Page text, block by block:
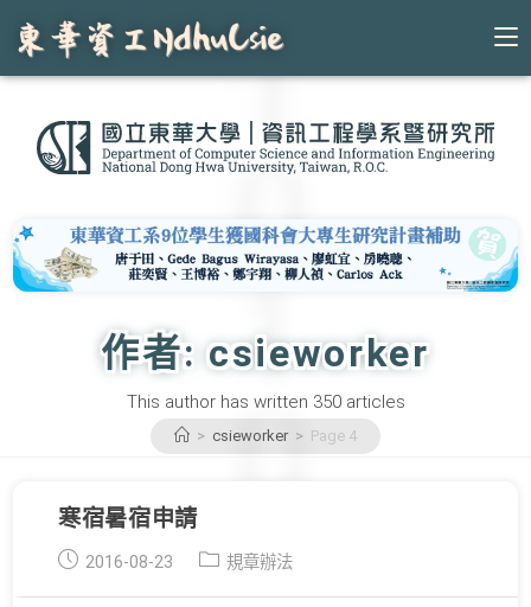
content
作者: csieworker
This author has written 350 articles
> csieworker > Page 4
寒宿暑宿申請
Post
2016-08-23 Post
規章辦法